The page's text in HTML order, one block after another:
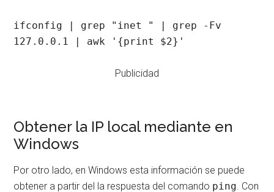
ifconfig | grep "inet " | grep -Fv
127.0.0.1 | awk '{print $2}'
Publicidad
Obtener la IP local mediante en
Windows
Por otro lado, en Windows esta información se puede
obtener a partir del la respuesta del comando ping . Con